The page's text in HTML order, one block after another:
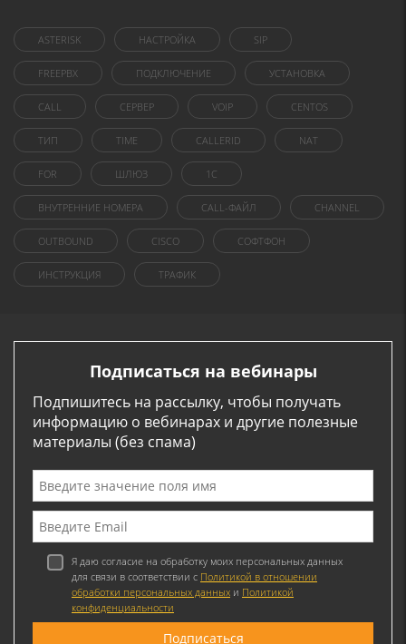
ASTERISK НАСТРОЙКА SIP
FREEPBX ПОДКЛЮЧЕНИЕ УСТАНОВКА
CALL СЕРВЕР VOIP CENTOS
ТИП TIME CALLERID NAT
FOR ШЛЮЗ 1C
ВНУТРЕННИЕ НОМЕРА CALL-ФАЙЛ CHANNEL
OUTBOUND CISCO СОФТФОН
ИНСТРУКЦИЯ ТРАФИК
Подписаться на вебинары
Подпишитесь на рассылку, чтобы получать
информацию о вебинарах и другие полезные
материалы (без спама)
Я даю согласие на обработку моих персональных данных
для связи в соответствии с Политикой в отношении
обработки персональных данных и Политикой
конфиденциальности